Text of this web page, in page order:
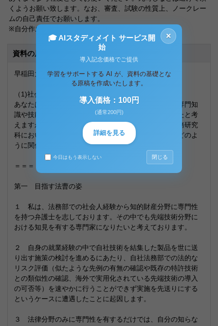
くようお願い致します。なお、審査、試験の性質上、ノークレー
ムの自己責任でお願いします。
※自分作成のため、参考文献等の引用、記載なし
資料の原本内容
早稲田大学法科大学院 ステートメント
（1)社会人としての経験がある者
あなたは，社会人としての経験を通じて，どのような専門知
識や技能を身につけ，どのように人間的に成長してきたと考
えますか。また，それはあなたが早稲田大学大学院法務研究
科において学び，法曹をめざそうと決意したことと，どのよ
うに関係していますか。
＝＝＝＝＝＝＝＝＝＝＝＝＝
第一 目指す法曹の姿
１ 私は、法務部での社会人経験から知的財産分野に専門性
を持つ弁護士を志しております。その中でも先端技術分野に
おける知見を有する専門家になりたいと考えております。
２ 自身の就業経験の中で自社技術を結集した製品を世に送
り出す施策の検討を進めるにあたり、自社法務部での法的な
リスク評価（似たような先例の有無の確認や既存の特許技術
との類似性の確認、海外で実用化されている先端技術の導入
の可否等）を速やかに行うことができず実施を先送りにする
というケースに遭遇したことに起因します。
３ 法律分野のみに専門性を有するだけでは、自分の知らな
×
🎓 AIスタディメイト サービス開
始
導入記念価格でご提供
学習をサポートする AI が、資料の基礎とな
る原稿を作成いたします。
導入価格：100円
(通常200円)
詳細を見る
今日はもう表示しない 閉じる